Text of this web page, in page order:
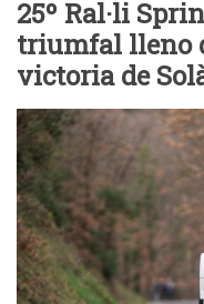
25º Ral·li
triumfal lleno
victoria de